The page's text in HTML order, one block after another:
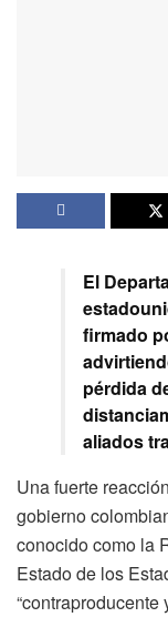
El
firmado
pérdida
aliados
Una fuerte
gobierno
conocido como la
Estado de los